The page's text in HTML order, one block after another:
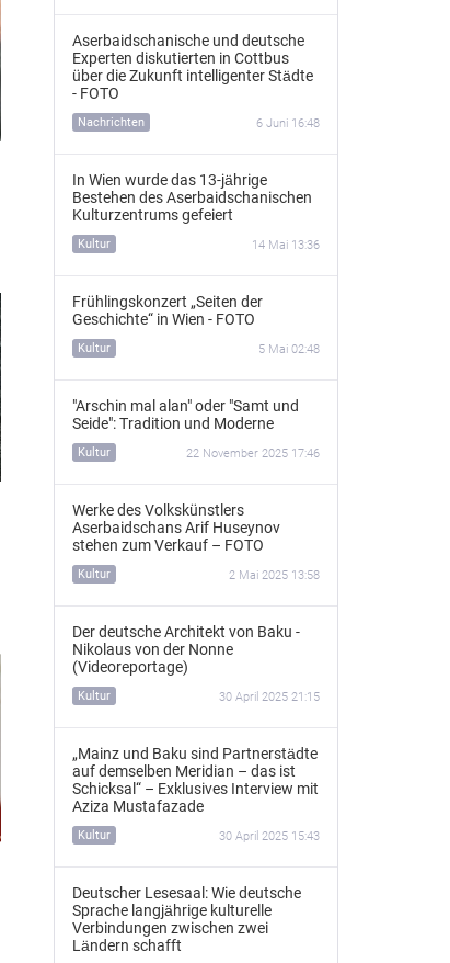
Aserbaidschanische und deutsche
Experten diskutierten in Cottbus
über die Zukunft intelligenter Städte
- FOTO
Nachrichten 6 Juni 16:48
In Wien wurde das 13‑jährige
Bestehen des Aserbaidschanischen
Kulturzentrums gefeiert
Kultur 14 Mai 13:36
Frühlingskonzert „Seiten der
Geschichte“ in Wien - FOTO
Kultur 5 Mai 02:48
"Arschin mal alan" oder "Samt und
Seide": Tradition und Moderne
Kultur 22 November 2025 17:46
Werke des Volkskünstlers
Aserbaidschans Arif Huseynov
stehen zum Verkauf – FOTO
Kultur 2 Mai 2025 13:58
Der deutsche Architekt von Baku -
Nikolaus von der Nonne
(Videoreportage)
Kultur 30 April 2025 21:15
„Mainz und Baku sind Partnerstädte
auf demselben Meridian – das ist
Schicksal“ – Exklusives Interview mit
Aziza Mustafazade
Kultur 30 April 2025 15:43
Deutscher Lesesaal: Wie deutsche
Sprache langjährige kulturelle
Verbindungen zwischen zwei
Ländern schafft